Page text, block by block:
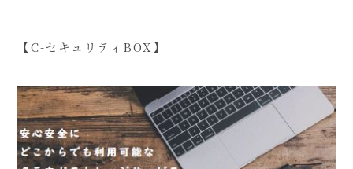
【C-セキュリティBOX】